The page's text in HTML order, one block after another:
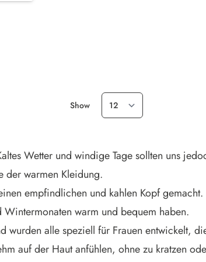
Show
Wetter und windige Tage sollten uns
der warmen Kleidung.
empfindlichen und kahlen Kopf
warm und bequem haben.
wurden alle speziell für Frauen entwickelt,
auf der Haut anfühlen, ohne zu kratzen